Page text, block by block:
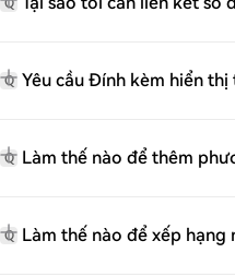
Q
Q Yêu cầu Đính kèm hiển
Q Làm thế nào để thêm
Q Làm thế nào để xếp hạng